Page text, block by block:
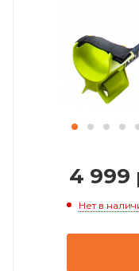
4 999
Нет в